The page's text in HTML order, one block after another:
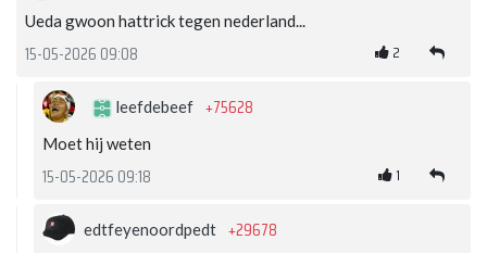
Ueda gwoon hattrick tegen nederland...
15-05-2026 09:08 2
leefdebeef +75628
Moet hij weten
15-05-2026 09:18 1
edtfeyenoordpedt +29678